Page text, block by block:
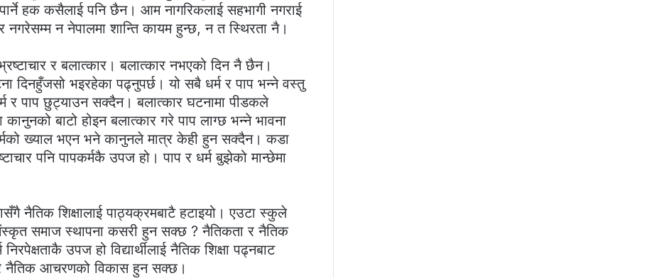
हक कसैलाई पनि छैन। आम नागरिकलाई सहभागी नगराई
नगरेसम्म न नेपालमा शान्ति कायम हुन्छ, न त स्थिरता नै।
र बलात्कार। बलात्कार नभएको दिन नै छैन।
दिनहुँजसो भइरहेका पढ्नुपर्छ। यो सबै धर्म र पाप भन्ने वस्तु
र पाप छुट्याउन सक्दैन। बलात्कार घटनामा पीडकले
बाटो होइन बलात्कार गरे पाप लाग्छ भन्ने भावना
ख्याल भएन भने कानुनले मात्र केही हुन सक्दैन। कडा
पनि पापकर्मकै उपज हो। पाप र धर्म बुझेको मान्छेमा
नैतिक शिक्षालाई पाठ्यक्रमबाटै हटाइयो। एउटा स्कुले
समाज स्थापना कसरी हुन सक्छ ? नैतिकता र नैतिक
उपज हो विद्यार्थीलाई नैतिक शिक्षा पढ्नबाट
नैतिक आचरणको विकास हुन सक्छ।